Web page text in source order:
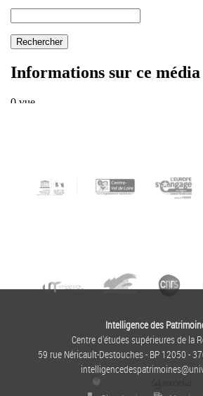
Intelligence des
Centre d'études supérieures de la
59 rue Néricault-Destouches - BP 12050 -